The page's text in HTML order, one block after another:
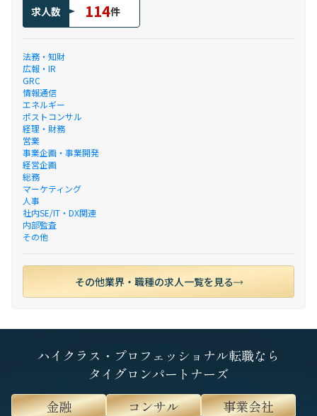
求人数 114件
法務・知財
広報・IR
GRC
情報通信
エネルギー
ポストコンサル
経理・財務
営業
事業企画・事業開発
経営企画
総務
マーケティング
人事
社内SE/IT・DX関連
内部監査
その他
その他業界・職種の求人一覧を見る
ハイクラス・プロフェッショナル転職なら
タイグロンパートナーズ
金融
コンサル 事業会社